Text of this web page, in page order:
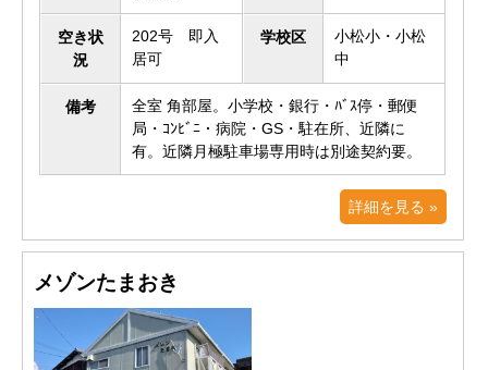
空き状
況
202号 即入
居可
学校区
小松小・小松
中
備考
全室 角部屋。小学校・銀行・ﾊﾞｽ停・郵便
局・ｺﾝﾋﾞﾆ・病院・GS・駐在所、近隣に
有。近隣月極駐車場専用時は別途契約要。
詳細を見る »
メゾンたまおき